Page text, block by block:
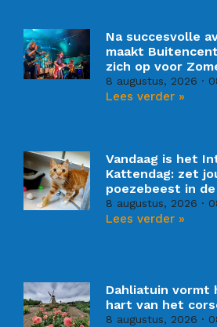
Na succesvolle
maakt
zich op voor
8 augustus, 2026
Lees verder »
Vandaag is het
Kattendag: zet
poezebeest in
8 augustus, 2026
Lees verder »
Dahliatuin vormt
hart van het
8 augustus, 2026